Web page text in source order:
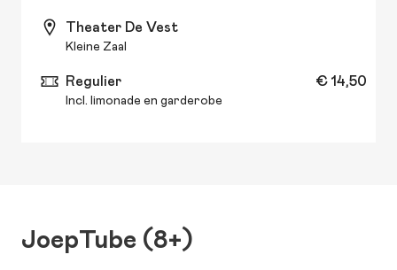
Theater De Vest
Kleine Zaal
Regulier € 14,50
Incl. limonade en garderobe
JoepTube (8+)